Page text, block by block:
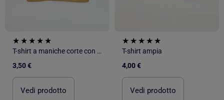
T-shirt a maniche corte con stampa
3,50 €
Vedi prodotto
T-shirt ampia
4,00 €
Vedi prodotto